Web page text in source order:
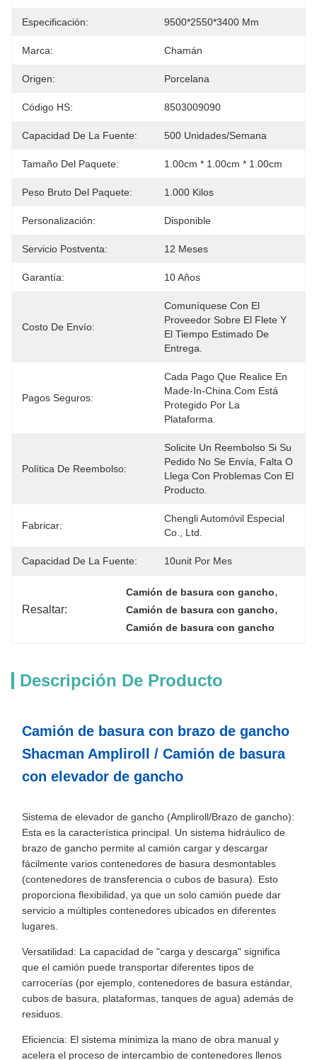
Especificación: 9500*2550*3400 Mm
Marca: Chamán
Origen: Porcelana
Código HS: 8503009090
Capacidad De La Fuente: 500 Unidades/semana
Tamaño Del Paquete: 1.00cm * 1.00cm * 1.00cm
Peso Bruto Del Paquete: 1.000 Kilos
Personalización: Disponible
Servicio Postventa: 12 Meses
Garantía: 10 Años
Costo De Envío:
Comuníquese Con El
Proveedor Sobre El Flete Y
El Tiempo Estimado De
Entrega.
Pagos Seguros:
Cada Pago Que Realice En
Made-In-China.com Está
Protegido Por La
Plataforma.
Política De Reembolso:
Solicite Un Reembolso Si Su
Pedido No Se Envía, Falta O
Llega Con Problemas Con El
Producto.
Fabricar:
Chengli Automóvil Especial
Co., Ltd.
Capacidad De La Fuente: 10unit Por Mes
Resaltar:
Camión de basura con gancho,
Camión de basura con gancho,
Camión de basura con gancho
Descripción De Producto
Camión de basura con brazo de gancho
Shacman Ampliroll / Camión de basura
con elevador de gancho
Sistema de elevador de gancho (Ampliroll/Brazo de gancho):
Esta es la característica principal. Un sistema hidráulico de
brazo de gancho permite al camión cargar y descargar
fácilmente varios contenedores de basura desmontables
(contenedores de transferencia o cubos de basura). Esto
proporciona flexibilidad, ya que un solo camión puede dar
servicio a múltiples contenedores ubicados en diferentes
lugares.
Versatilidad: La capacidad de "carga y descarga" significa
que el camión puede transportar diferentes tipos de
carrocerías (por ejemplo, contenedores de basura estándar,
cubos de basura, plataformas, tanques de agua) además de
residuos.
Eficiencia: El sistema minimiza la mano de obra manual y
acelera el proceso de intercambio de contenedores llenos